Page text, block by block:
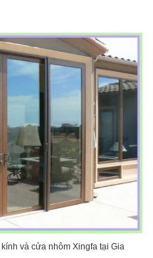
và cửa nhôm Xingfa tại Gia